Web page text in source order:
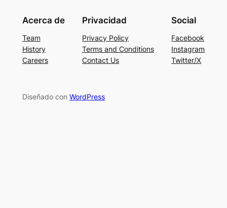
Acerca de
Team
History
Careers
Privacidad
Privacy Policy
Terms and Conditions
Contact Us
Social
Facebook
Instagram
Twitter/X
Diseñado con WordPress